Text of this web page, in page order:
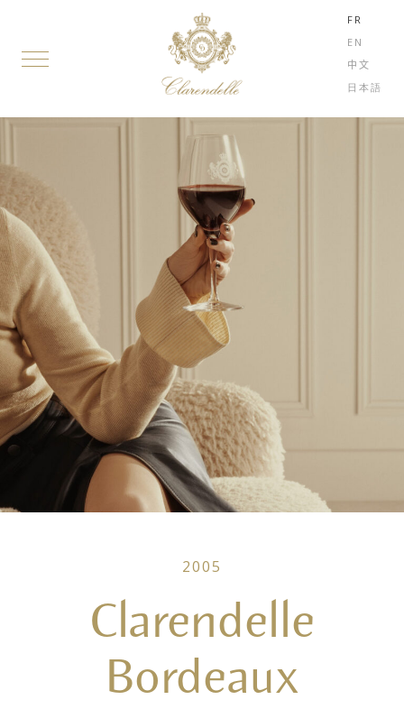
FR
EN
中文
日本語
2005
Clarendelle
Bordeaux